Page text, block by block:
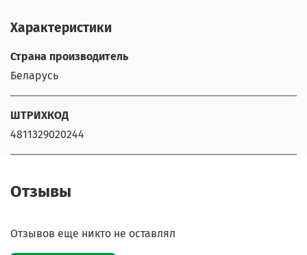
Характеристики
Страна производитель
Беларусь
ШТРИХКОД
4811329020244
Отзывы
Отзывов еще никто не оставлял